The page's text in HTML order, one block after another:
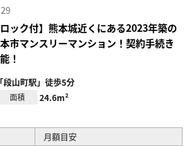
ック付】熊本城近くにある2023年築の
市マンスリーマンション！契約手続き
！
段山町駅」徒歩5分
面積 24.6m²
月額目安